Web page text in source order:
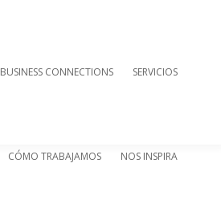
BUSINESS CONNECTIONS SERVICIOS
CÓMO TRABAJAMOS NOS INSPIRA